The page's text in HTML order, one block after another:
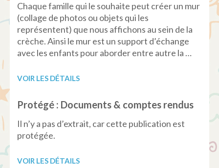
Chaque famille qui le souhaite peut créer un mur
(collage de photos ou objets qui les
représentent) que nous affichons au sein de la
crèche. Ainsi le mur est un support d’échange
avec les enfants pour aborder entre autre la …
VOIR LES DÉTAILS
Protégé : Documents & comptes rendus
Il n’y a pas d’extrait, car cette publication est
protégée.
VOIR LES DÉTAILS